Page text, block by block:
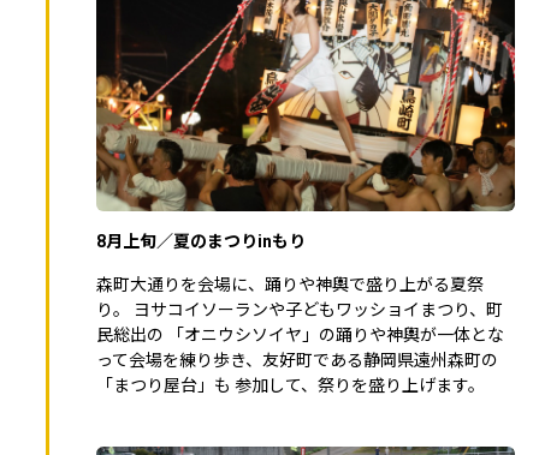
8月上旬／夏のまつりinもり
森町大通りを会場に、踊りや神輿で盛り上がる夏祭
り。 ヨサコイソーランや子どもワッショイまつり、町
民総出の 「オニウシソイヤ」の踊りや神輿が一体とな
って会場を練り歩き、友好町である静岡県遠州森町の
「まつり屋台」も 参加して、祭りを盛り上げます。